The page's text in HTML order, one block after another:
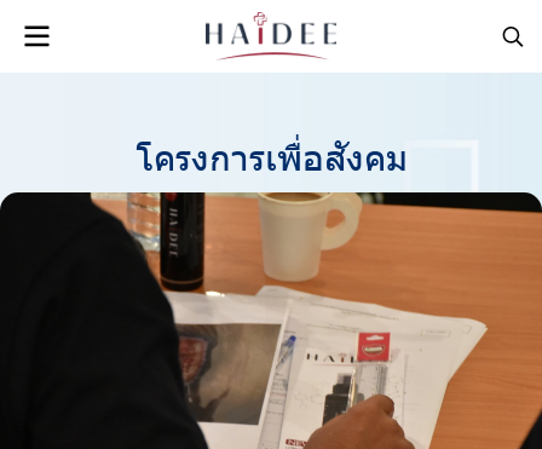
โครงการเพื่อสังคม